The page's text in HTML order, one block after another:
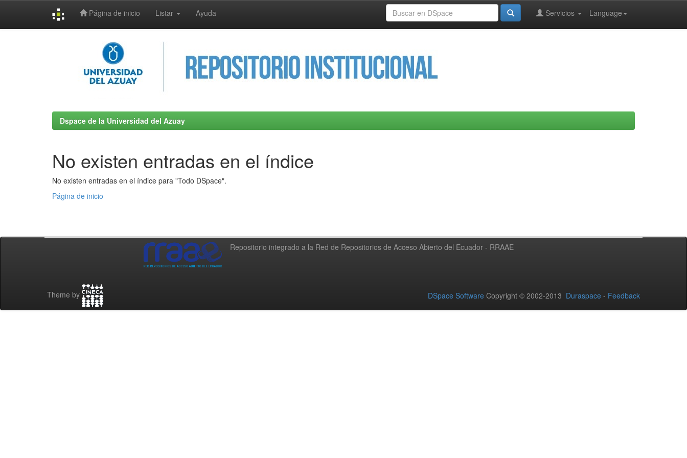
Página de inicio Listar Ayuda Language
Servicios
Dspace de la Universidad del Azuay
No existen entradas en el índice
No existen entradas en el índice para "Todo DSpace".
Página de inicio
Repositorio integrado a la Red de Repositorios de Acceso Abierto del Ecuador - RRAAE
Theme by DSpace Software Copyright © 2002-2013 Duraspace - Feedback